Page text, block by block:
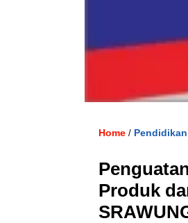
Home / Pendidikan
Produk